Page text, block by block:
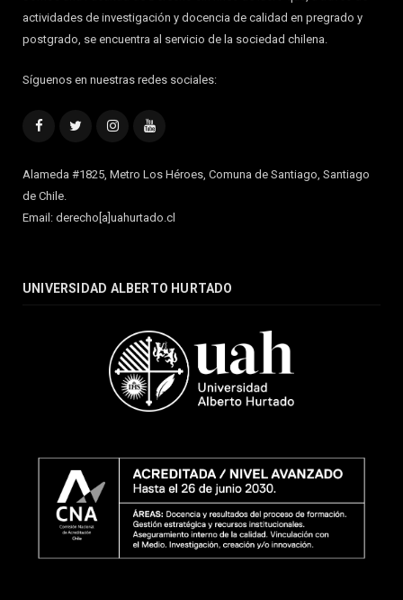
actividades de investigación y docencia de calidad en pregrado y
postgrado, se encuentra al servicio de la sociedad chilena.
Síguenos en nuestras redes sociales:
FacebookTwitterInstagramYouTube
Alameda #1825, Metro Los Héroes, Comuna de Santiago, Santiago
de Chile.
Email: derecho[a]uahurtado.cl
UNIVERSIDAD ALBERTO HURTADO